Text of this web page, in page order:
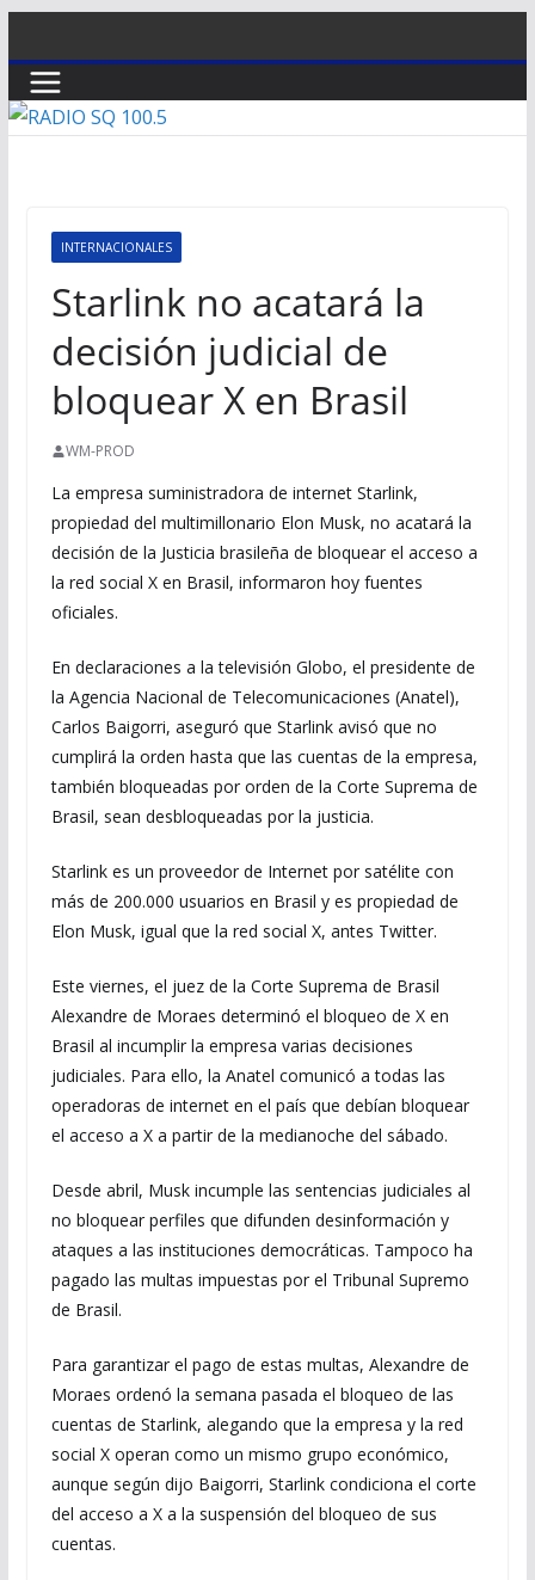
al
contenido
INTERNACIONALES
Starlink no acatará la
decisión judicial de
bloquear X en Brasil
WM-PROD
La empresa suministradora de internet Starlink,
propiedad del multimillonario Elon Musk, no acatará la
decisión de la Justicia brasileña de bloquear el acceso a
la red social X en Brasil, informaron hoy fuentes
oficiales.
En declaraciones a la televisión Globo, el presidente de
la Agencia Nacional de Telecomunicaciones (Anatel),
Carlos Baigorri, aseguró que Starlink avisó que no
cumplirá la orden hasta que las cuentas de la empresa,
también bloqueadas por orden de la Corte Suprema de
Brasil, sean desbloqueadas por la justicia.
Starlink es un proveedor de Internet por satélite con
más de 200.000 usuarios en Brasil y es propiedad de
Elon Musk, igual que la red social X, antes Twitter.
Este viernes, el juez de la Corte Suprema de Brasil
Alexandre de Moraes determinó el bloqueo de X en
Brasil al incumplir la empresa varias decisiones
judiciales. Para ello, la Anatel comunicó a todas las
operadoras de internet en el país que debían bloquear
el acceso a X a partir de la medianoche del sábado.
Desde abril, Musk incumple las sentencias judiciales al
no bloquear perfiles que difunden desinformación y
ataques a las instituciones democráticas. Tampoco ha
pagado las multas impuestas por el Tribunal Supremo
de Brasil.
Para garantizar el pago de estas multas, Alexandre de
Moraes ordenó la semana pasada el bloqueo de las
cuentas de Starlink, alegando que la empresa y la red
social X operan como un mismo grupo económico,
aunque según dijo Baigorri, Starlink condiciona el corte
del acceso a X a la suspensión del bloqueo de sus
cuentas.